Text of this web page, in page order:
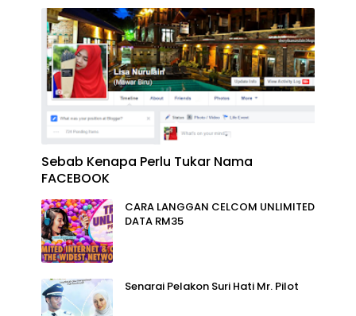
Sebab Kenapa Perlu Tukar Nama
FACEBOOK
CARA LANGGAN CELCOM UNLIMITED
DATA RM35
Senarai Pelakon Suri Hati Mr. Pilot